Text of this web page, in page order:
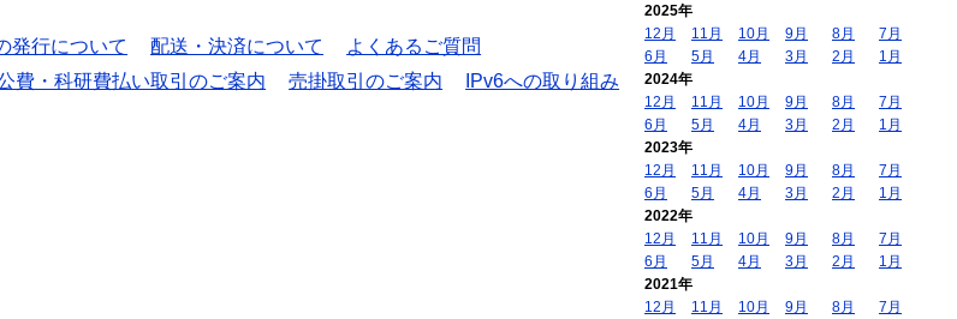
発行について 配送・決済について
よくあるご質問
費・科研費払い取引のご案内 売掛取引のご案内
IPv6への取り組み
2025年
12月
11月 10月 9月 8月
7月
6月
5月 4月 3月 2月
1月
2024年
12月
11月 10月 9月 8月
7月
6月
5月 4月 3月 2月
1月
2023年
12月
11月 10月 9月 8月
7月
6月
5月 4月 3月 2月
1月
2022年
12月
11月 10月 9月 8月
7月
6月
5月 4月 3月 2月
1月
2021年
12月
11月 10月 9月 8月
7月